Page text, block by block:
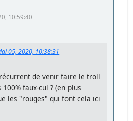
10:59:40
05, 2020, 10:38:31
de venir faire le troll
faux-cul ? (en plus
les "rouges" qui font cela ici